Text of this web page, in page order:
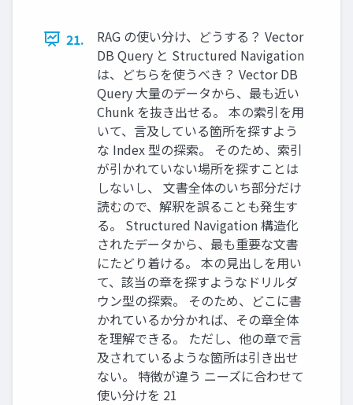
21.
RAG の使い分け、どうする？ Vector
DB Query と Structured Navigation
は、どちらを使うべき？ Vector DB
Query 大量のデータから、最も近い
Chunk を抜き出せる。 本の索引を用
いて、言及している箇所を探すよう
な Index 型の探索。 そのため、索引
が引かれていない場所を探すことは
しないし、 文書全体のいち部分だけ
読むので、解釈を誤ることも発生す
る。 Structured Navigation 構造化
されたデータから、最も重要な文書
にたどり着ける。 本の見出しを用い
て、該当の章を探すようなドリルダ
ウン型の探索。 そのため、どこに書
かれているか分かれば、その章全体
を理解できる。 ただし、他の章で言
及されているような箇所は引き出せ
ない。 特徴が違う ニーズに合わせて
使い分けを 21